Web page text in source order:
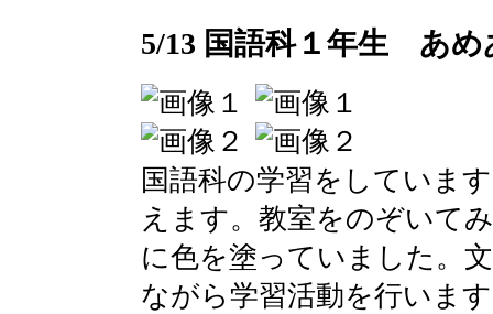
5/13 国語科１年生 あめ
国語科の学習をしていま
えます。教室をのぞいて
に色を塗っていました。
ながら学習活動を行いま